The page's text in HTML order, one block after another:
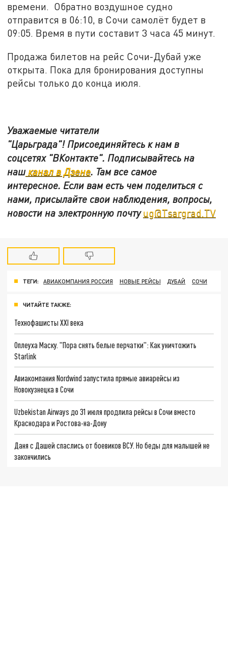
времени. Обратно воздушное судно
отправится в 06:10, в Сочи самолёт будет в
09:05. Время в пути составит 3 часа 45 минут.
Продажа билетов на рейс Сочи-Дубай уже
открыта. Пока для бронирования доступны
рейсы только до конца июля.
Уважаемые читатели
"Царьграда"! Присоединяйтесь к нам в
соцсетях "ВКонтакте". Подписывайтесь на
нашканал в Дзене. Там все самое
интересное. Если вам есть чем поделиться с
нами, присылайте свои наблюдения, вопросы,
новости на электронную почтуug@Tsargrad.TV
ТЕГИ: АВИАКОМПАНИЯ РОССИЯ НОВЫЕ РЕЙСЫ ДУБАЙ СОЧИ
ЧИТАЙТЕ ТАКЖЕ:
Технофашисты XXI века
Оплеуха Маску. "Пора снять белые перчатки": Как уничтожить
Starlink
Авиакомпания Nordwind запустила прямые авиарейсы из
Новокузнецка в Сочи
Uzbekistan Airways до 31 июля продлила рейсы в Сочи вместо
Краснодара и Ростова-на-Дону
Даня с Дашей спаслись от боевиков ВСУ. Но беды для малышей не
закончились